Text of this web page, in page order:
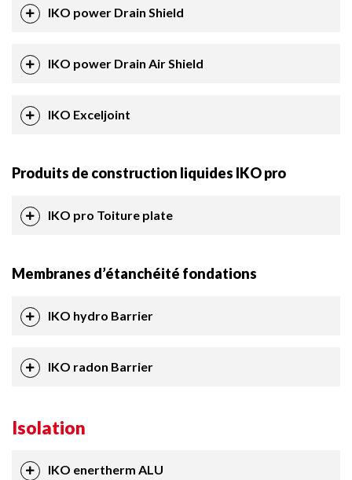
IKO power Drain Shield
IKO power Drain Air Shield
IKO Exceljoint
Produits de construction liquides IKO pro
IKO pro Toiture plate
Membranes d’étanchéité fondations
IKO hydro Barrier
IKO radon Barrier
Isolation
IKO enertherm ALU